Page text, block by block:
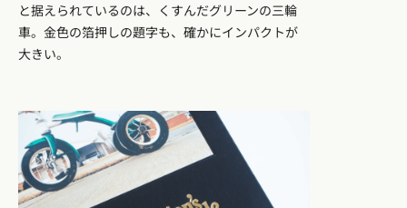
と据えられているのは、くすんだグリーンの三輪
車。金色の箔押しの題字も、確かにインパクトが
大きい。